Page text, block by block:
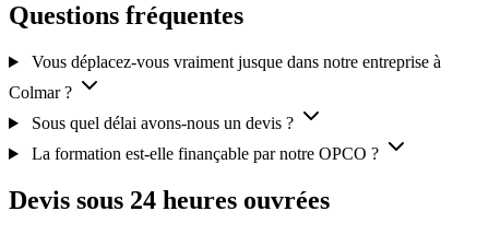
Questions fréquentes
Vous déplacez-vous vraiment jusque dans notre entreprise à
Colmar ?
Sous quel délai avons-nous un devis ?
La formation est-elle finançable par notre OPCO ?
Devis sous 24 heures ouvrées